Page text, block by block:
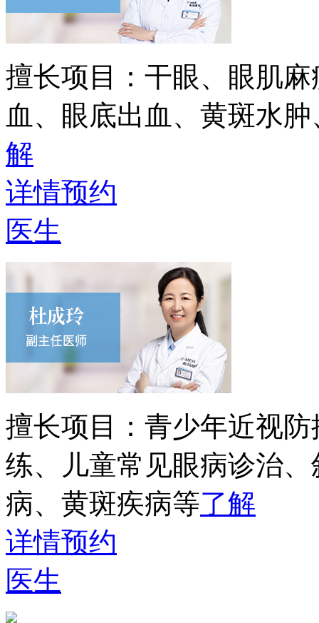
擅长项目： 干眼、眼肌
血、眼底出血、黄斑水
解
详情预约
医生
擅长项目： 青少年近视
练、儿童常见眼病诊治
病、黄斑疾病等了解
详情预约
医生